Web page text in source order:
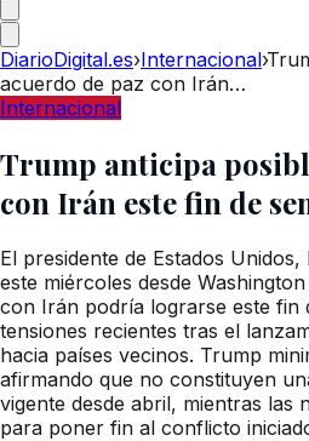
DiarioDigital.es›Internacional›
acuerdo de paz con Irán…
Internacional
Trump anticipa
con Irán este fin de
El presidente de Estados
este miércoles desde
con Irán podría lograrse este fin
tensiones recientes tras el
hacia países vecinos. Trump
afirmando que no constituyen
vigente desde abril, mientras las
para poner fin al conflicto